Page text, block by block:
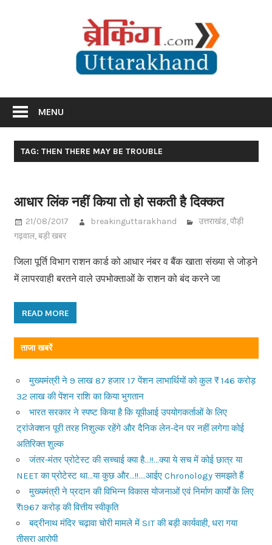
MENU
TAG: THEN THERE MAY BE TROUBLE
आधार लिंक नहीं किया तो हो सकती है दिक्कत
21/08/2017 breakinguttarakhand उत्तराखंड,पौड़ी
गढ़वाल,बड़ी खबर
जिला पूर्ति विभाग राशन कार्ड को आधार नंबर व बैंक खाता संख्या से जोड़ने
में लापरवाही बरतने वाले उपभोक्ताओं के राशन को बंद करने जा
READ MORE
ताजा खबरें
मुख्यमंत्री ने 9 लाख 87 हजार 17 पेंशन लाभार्थियों को कुल ₹ 146 करोड़
32 लाख की पेंशन राशि का किया भुगतान
भारत सरकार ने स्पष्ट किया है कि यूपीआई उपयोगकर्ताओं के लिए
ट्रांजेक्शन पूरी तरह निशुल्क रहेंगे और दैनिक लेन-देन पर नहीं लगेगा कोई
अतिरिक्त शुल्क
जंतर-मंतर प्रोटेस्ट की सच्चाई क्या है…!!…क्या ये सच में कोई छात्र या
NEET का प्रोटेस्ट था…या कुछ और…!!….आईए Chronology समझते हैं
मुख्यमंत्री ने प्रदान की विभिन्न विकास योजनाओं एवं निर्माण कार्यों के लिए
₹1967 करोड़ की वित्तीय स्वीकृति
बद्रीनाथ मंदिर चढ़ावा चोरी मामले में SIT की बड़ी कार्यवाही, धरा गया
तीसरा आरोपी